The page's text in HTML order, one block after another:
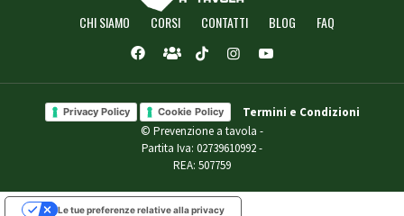
CHI SIAMO CORSI CONTATTI BLOG FAQ
Privacy Policy Cookie Policy
Termini e Condizioni
© Prevenzione a tavola -
Partita Iva: 02739610992 -
REA: 507759
Le tue preferenze relative alla privacy